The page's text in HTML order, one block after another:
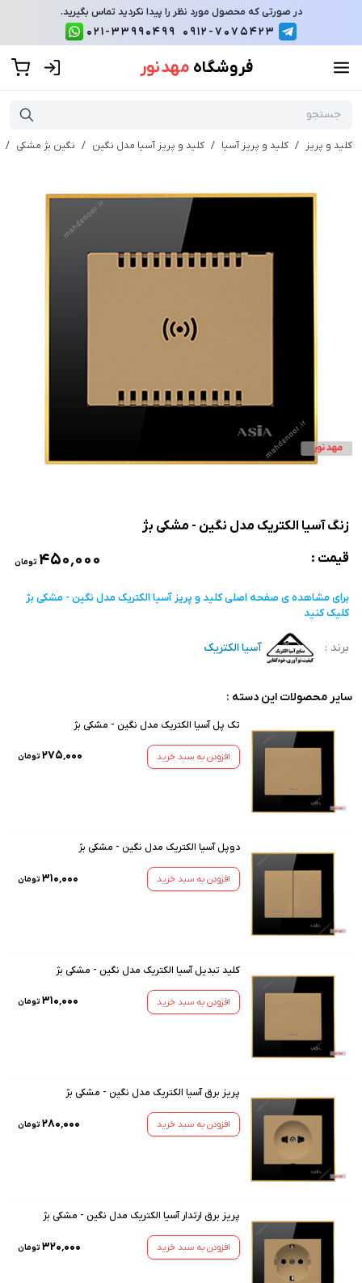
در صورتی که محصول مورد نظر را پیدا نکردید تماس بگیرید.
0912-7075423
021-33990499
فروشگاه مهد نور
کلید و پریز / کلید و پریز آسیا / کلید و پریز آسیا مدل نگین / نگین بژ مشکی /
زنگ آسیا الکتریک مدل نگین - مشکی بژ
قیمت :
۴۵۰٬۰۰۰ تومان
برای مشاهده ی صفحه اصلیکلید و پریز آسیا الکتریک مدل نگین - مشکی بژ
کلیک کنید
برند : آسیا الکتریک
سایر محصولات این دسته :
تک پل آسیا الکتریک مدل نگین - مشکی بژ
افزودن به سبد خرید ۲۷۵٬۰۰۰ تومان
دوپل آسیا الکتریک مدل نگین - مشکی بژ
افزودن به سبد خرید ۳۱۰٬۰۰۰ تومان
کلید تبدیل آسیا الکتریک مدل نگین - مشکی بژ
افزودن به سبد خرید ۳۱۰٬۰۰۰ تومان
پریز برق آسیا الکتریک مدل نگین - مشکی بژ
افزودن به سبد خرید ۲۸۰٬۰۰۰ تومان
پریز برق ارتدار آسیا الکتریک مدل نگین - مشکی بژ
افزودن به سبد خرید ۳۲۰٬۰۰۰ تومان